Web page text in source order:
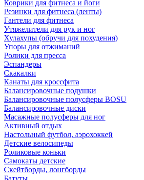
Коврики для фитнеса и йоги
Резинки для фитнеса (ленты)
Гантели для фитнеса
Утяжелители для рук и ног
Хулахупы (обручи для похудения)
Упоры для отжиманий
Ролики для пресса
Эспандеры
Скакалки
Канаты для кроссфита
Балансировочные подушки
Балансировочные полусферы BOSU
Балансировочные диски
Масажные полусферы для ног
Активный отдых
Настольный футбол, аэрохоккей
Детские велосипеды
Роликовые коньки
Самокаты детские
Скейтборды, лонгборды
Батуты